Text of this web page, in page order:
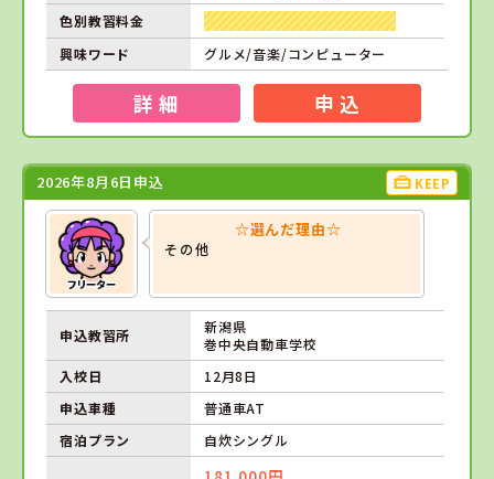
色別教習料金
興味ワード
グルメ/音楽/コンピューター
詳 細 申 込
2026年8月6日申込 KEEP
☆選んだ理由☆
その他
申込教習所
新潟県
巻中央自動車学校
入校日
12月8日
申込車種
普通車AT
宿泊プラン
自炊シングル